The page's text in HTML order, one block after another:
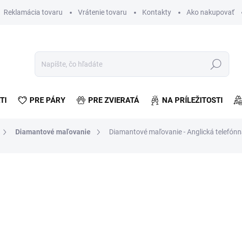
Reklamácia tovaru Vrátenie tovaru Kontakty Ako nakupovať
Hľadať
PRE PÁRY PRE ZVIERATÁ NA PRÍLEŽITOSTI
Diamantové maľovanie Diamantové maľovanie - Anglická